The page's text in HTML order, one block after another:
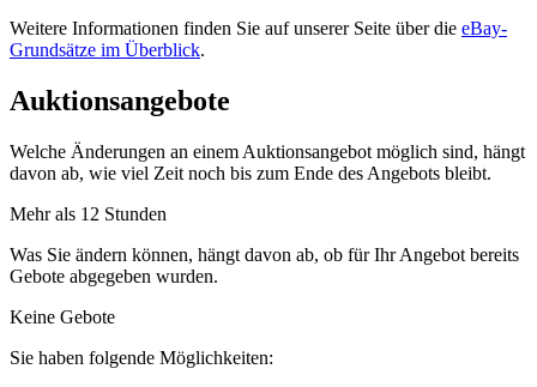
Weitere Informationen finden Sie auf unserer Seite über die eBay-
Grundsätze im Überblick.
Auktionsangebote
Welche Änderungen an einem Auktionsangebot möglich sind, hängt
davon ab, wie viel Zeit noch bis zum Ende des Angebots bleibt.
Mehr als 12 Stunden
Was Sie ändern können, hängt davon ab, ob für Ihr Angebot bereits
Gebote abgegeben wurden.
Keine Gebote
Sie haben folgende Möglichkeiten: